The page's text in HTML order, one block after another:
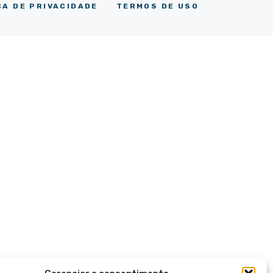
DE PRIVACIDADE TERMOS DE USO